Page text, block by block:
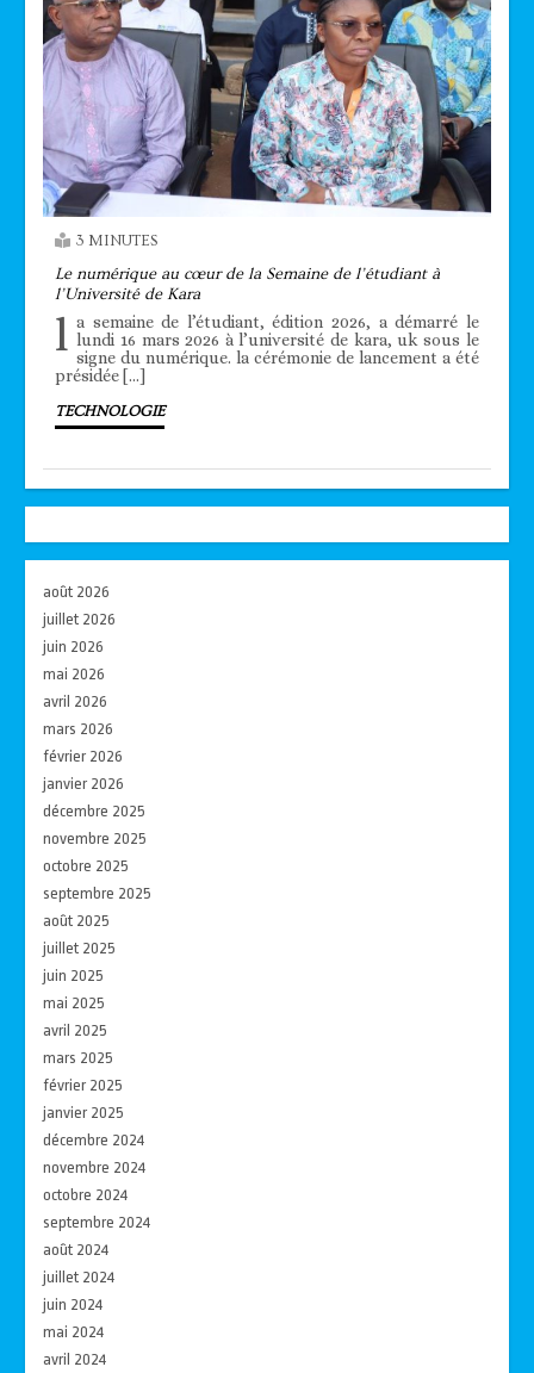
3 MINUTES
Le numérique au cœur de la Semaine de l’étudiant à
l’Université de Kara
l a semaine de l’étudiant, édition 2026, a démarré le
lundi 16 mars 2026 à l’université de kara, uk sous le
signe du numérique. la cérémonie de lancement a été
présidée […]
TECHNOLOGIE
août 2026
juillet 2026
juin 2026
mai 2026
avril 2026
mars 2026
février 2026
janvier 2026
décembre 2025
novembre 2025
octobre 2025
septembre 2025
août 2025
juillet 2025
juin 2025
mai 2025
avril 2025
mars 2025
février 2025
janvier 2025
décembre 2024
novembre 2024
octobre 2024
septembre 2024
août 2024
juillet 2024
juin 2024
mai 2024
avril 2024